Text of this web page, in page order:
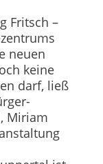
Fritsch –
neuen
keine
darf, ließ
Miriam